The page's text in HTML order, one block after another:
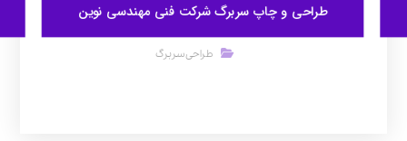
طراحی و چاپ سربرگ شرکت فنی مهندسی نوین
طراحی سربرگ